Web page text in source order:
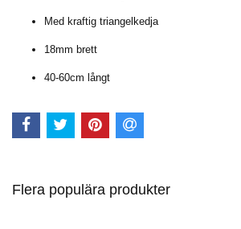
Med kraftig triangelkedja
18mm brett
40-60cm långt
Flera populära produkter